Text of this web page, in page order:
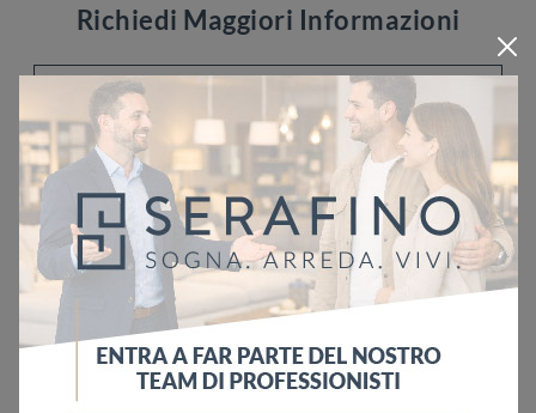
Richiedi Maggiori Informazioni